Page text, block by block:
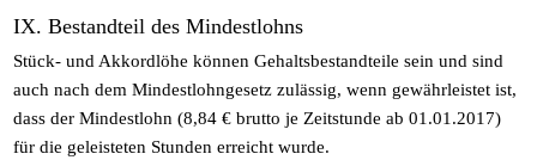
IX. Bestandteil des Mindestlohns
Stück- und Akkordlöhe können Gehaltsbestandteile sein und sind
auch nach dem Mindestlohngesetz zulässig, wenn gewährleistet ist,
dass der Mindestlohn (8,84 € brutto je Zeitstunde ab 01.01.2017)
für die geleisteten Stunden erreicht wurde.